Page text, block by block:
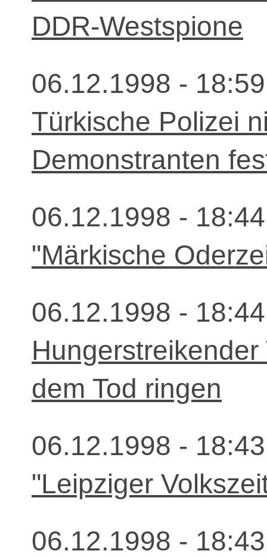
DDR-Westspione
06.12.1998 -
Türkische Polizei
Demonstranten
06.12.1998 -
"Märkische
06.12.1998 -
dem Tod ringen
06.12.1998 -
"Leipziger
06.12.1998 -